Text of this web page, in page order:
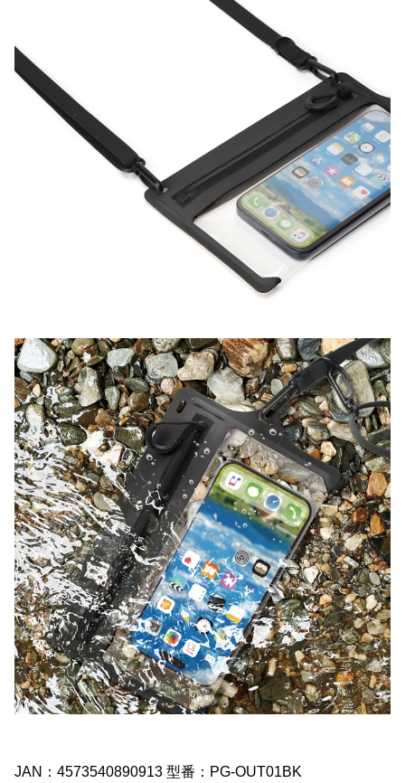
JAN：4573540890913 型番：PG-OUT01BK